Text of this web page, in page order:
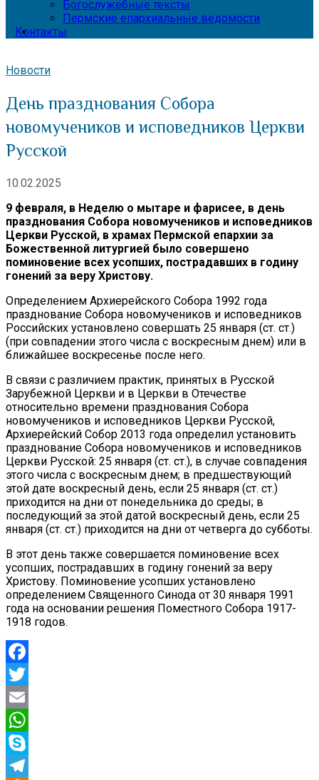
Богослужебные тексты
Пермские епархиальные ведомости
Контакты
Новости
День празднования Собора
новомучеников и исповедников Церкви
Русской
10.02.2025
9 февраля, в Неделю о мытаре и фарисее, в день
празднования Собора новомучеников и исповедников
Церкви Русской, в храмах Пермской епархии за
Божественной литургией было совершено
поминовение всех усопших, пострадавших в годину
гонений за веру Христову.
Определением Архиерейского Собора 1992 года
празднование Собора новомучеников и исповедников
Российских установлено совершать 25 января (ст. ст.)
(при совпадении этого числа с воскресным днем) или в
ближайшее воскресенье после него.
В связи с различием практик, принятых в Русской
Зарубежной Церкви и в Церкви в Отечестве
относительно времени празднования Собора
новомучеников и исповедников Церкви Русской,
Архиерейский Собор 2013 года определил установить
празднование Собора новомучеников и исповедников
Церкви Русской: 25 января (ст. ст.), в случае совпадения
этого числа с воскресным днем; в предшествующий
этой дате воскресный день, если 25 января (ст. ст.)
приходится на дни от понедельника до среды; в
последующий за этой датой воскресный день, если 25
января (ст. ст.) приходится на дни от четверга до субботы.
В этот день также совершается поминовение всех
усопших, пострадавших в годину гонений за веру
Христову. Поминовение усопших установлено
определением Священного Синода от 30 января 1991
года на основании решения Поместного Собора 1917-
1918 годов.
Facebook
Twitter
Email
WhatsApp
Skype